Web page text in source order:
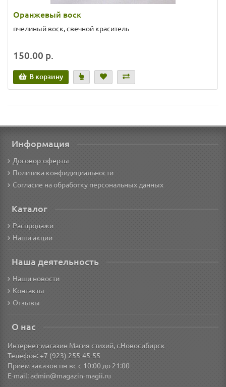
Оранжевый воск
пчелиный воск, свечной краситель
150.00 р.
В корзину
Информация
Договор-оферты
Политика конфидициальности
Согласие на обработку персональных данных
Каталог
Распродажи
Наши акции
Наша деятельность
Наши новости
Контакты
Отзывы
О нас
Интернет-магазин Магия стихий, г.Новосибирск
Телефон: +7 (923) 255-45-55
Прием заказов пн-вс с 10:00 до 21:00
E-mail:admin@magazin-magii.ru